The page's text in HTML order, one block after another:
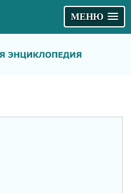
МЕНЮ